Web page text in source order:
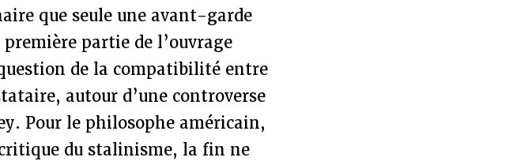
que seule une avant-garde
partie de l’ouvrage
de la compatibilité entre
autour d’une controverse
Pour le philosophe américain,
du stalinisme, la fin ne